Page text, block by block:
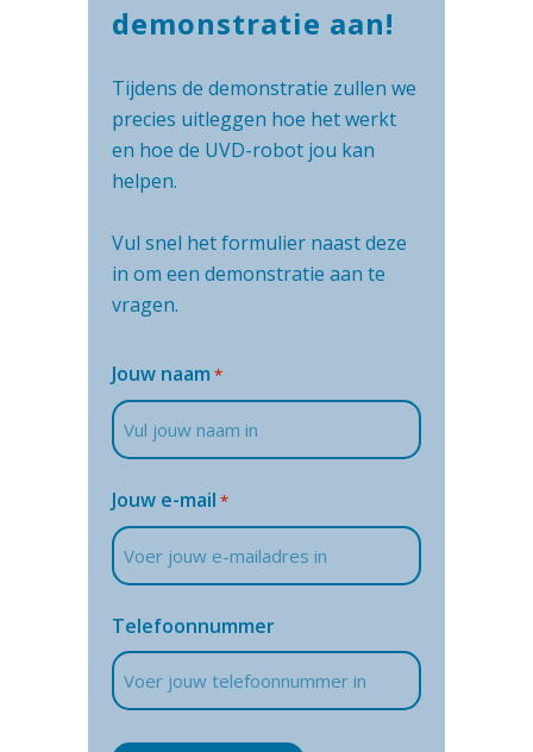
demonstratie aan!
Tijdens de demonstratie zullen we
precies uitleggen hoe het werkt
en hoe de UVD-robot jou kan
helpen.
Vul snel het formulier naast deze
in om een demonstratie aan te
vragen.
Jouw naam *
Jouw e-mail *
Telefoonnummer